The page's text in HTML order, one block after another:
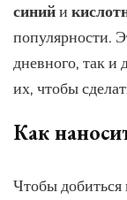
синийи
популярности.
дневного, так и
их, чтобы
Как
Чтобы добиться